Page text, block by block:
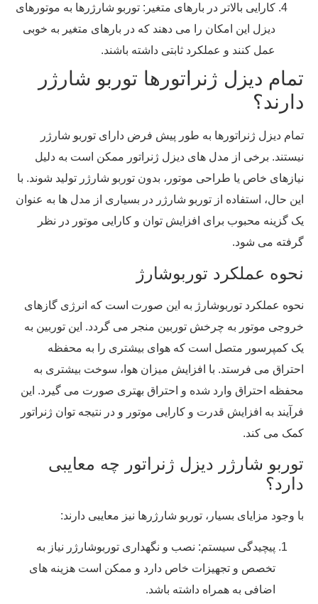
کارایی بالاتر در بارهای متغیر: توربو شارژرها به موتورهای
دیزل این امکان را می ‌دهند که در بارهای متغیر به خوبی
عمل کنند و عملکرد ثابتی داشته باشند.
تمام دیزل ژنراتورها توربو شارژر
دارند؟
تمام دیزل ژنراتورها به طور پیش ‌فرض دارای توربو شارژر
نیستند. برخی از مدل ‌های دیزل ژنراتور ممکن است به دلیل
نیازهای خاص یا طراحی موتور، بدون توربو شارژر تولید شوند. با
این حال، استفاده از توربو شارژر در بسیاری از مدل‌ ها به عنوان
یک گزینه محبوب برای افزایش توان و کارایی موتور در نظر
گرفته می ‌شود.
نحوه عملکرد توربوشارژ
نحوه عملکرد توربوشارژ به این صورت است که انرژی گازهای
خروجی موتور به چرخش توربین منجر می گردد. این توربین به
یک کمپرسور متصل است که هوای بیشتری را به محفظه
احتراق می ‌فرستد. با افزایش میزان هوا، سوخت بیشتری به
محفظه احتراق وارد شده و احتراق بهتری صورت می ‌گیرد. این
فرآیند به افزایش قدرت و کارایی موتور و در نتیجه توان ژنراتور
کمک می‌ کند.
توربو شارژر دیزل ژنراتور چه معایبی
دارد؟
با وجود مزایای بسیار، توربو شارژرها نیز معایبی دارند:
پیچیدگی سیستم: نصب و نگهداری توربوشارژر نیاز به
تخصص و تجهیزات خاص دارد و ممکن است هزینه ‌های
اضافی به همراه داشته باشد.